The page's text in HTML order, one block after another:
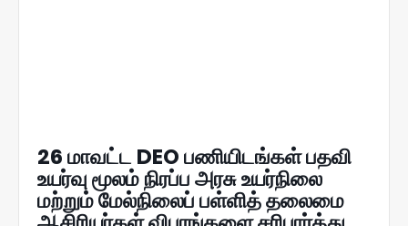
26 மாவட்ட DEO பணியிடங்கள் பதவி
உயர்வு மூலம் நிரப்ப அரசு உயர்நிலை
மற்றும் மேல்நிலைப் பள்ளித் தலைமை